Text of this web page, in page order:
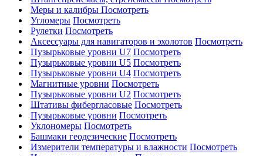
Меры и калибры Посмотреть
Угломеры Посмотреть
Рулетки Посмотреть
Аксессуары для навигаторов и эхолотов Посмотреть
Пузырьковые уровни U7 Посмотреть
Пузырьковые уровни U5 Посмотреть
Пузырьковые уровни U4 Посмотреть
Магнитные уровни Посмотреть
Пузырьковые уровни U2 Посмотреть
Штативы фибергласовые Посмотреть
Пузырьковые уровни Посмотреть
Уклономеры Посмотреть
Башмаки геодезические Посмотреть
Измерители температуры и влажности Посмотреть